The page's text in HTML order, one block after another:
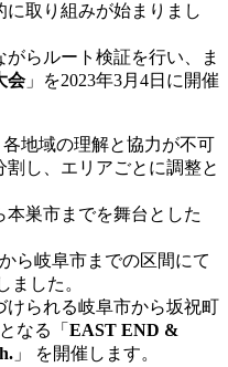
取り組みが始まりまし
らルート検証を行い、ま
会」を2023年3月4日に開催
地域の理解と協力が不可
し、エリアごとに調整と
本巣市までを舞台とした
ら岐阜市までの区間にて
ました。
られる岐阜市から坂祝町
なる「 EAST END &
」 を開催します。